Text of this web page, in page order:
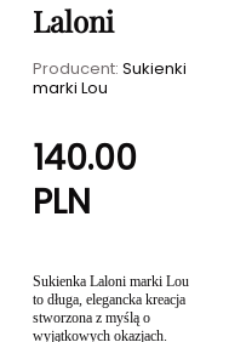
Laloni
Producent:Sukienki
marki Lou
140.00
PLN
Sukienka Laloni marki Lou
to długa, elegancka kreacja
stworzona z myślą o
wyjątkowych okazjach.